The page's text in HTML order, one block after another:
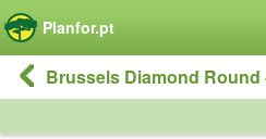
Planfor.pt
Brussels Diamond Round
Painel de Gerenciamento de Cookies